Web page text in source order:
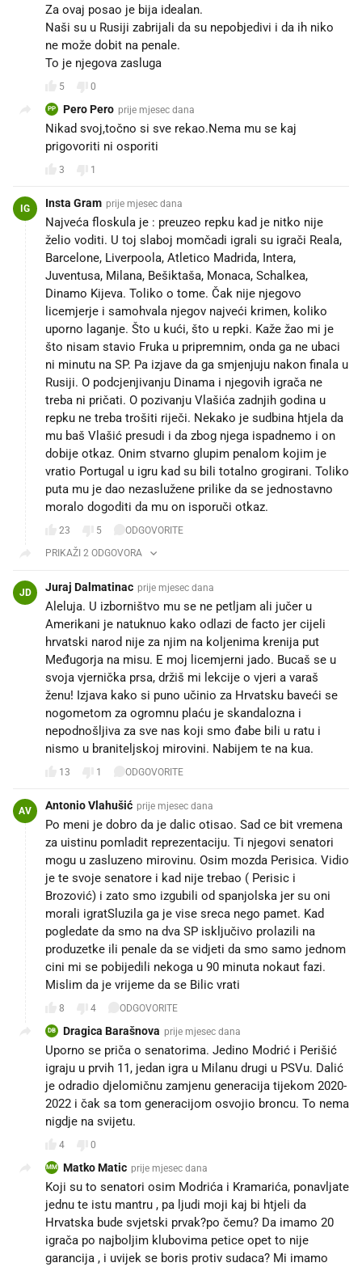
Za ovaj posao je bija idealan.
Naši su u Rusiji zabrijali da su nepobjedivi i da ih niko
ne može dobit na penale.
To je njegova zasluga
5 0
PP Pero Pero prije mjesec dana
Nikad svoj,točno si sve rekao.Nema mu se kaj
prigovoriti ni osporiti
3 1
IG Insta Gram prije mjesec dana
Najveća floskula je : preuzeo repku kad je nitko nije
želio voditi. U toj slaboj momčadi igrali su igrači Reala,
Barcelone, Liverpoola, Atletico Madrida, Intera,
Juventusa, Milana, Bešiktaša, Monaca, Schalkea,
Dinamo Kijeva. Toliko o tome. Čak nije njegovo
licemjerje i samohvala njegov najveći krimen, koliko
uporno laganje. Što u kući, što u repki. Kaže žao mi je
što nisam stavio Fruka u pripremnim, onda ga ne ubaci
ni minutu na SP. Pa izjave da ga smjenjuju nakon finala u
Rusiji. O podcjenjivanju Dinama i njegovih igrača ne
treba ni pričati. O pozivanju Vlašića zadnjih godina u
repku ne treba trošiti riječi. Nekako je sudbina htjela da
mu baš Vlašić presudi i da zbog njega ispadnemo i on
dobije otkaz. Onim stvarno glupim penalom kojim je
vratio Portugal u igru kad su bili totalno grogirani. Toliko
puta mu je dao nezaslužene prilike da se jednostavno
moralo dogoditi da mu on isporuči otkaz.
23 5
ODGOVORITE
PRIKAŽI 2 ODGOVORA
JD Juraj Dalmatinac prije mjesec dana
Aleluja. U izborništvo mu se ne petljam ali jučer u
Amerikani je natuknuo kako odlazi de facto jer cijeli
hrvatski narod nije za njim na koljenima krenija put
Međugorja na misu. E moj licemjerni jado. Bucaš se u
svoja vjernička prsa, držiš mi lekcije o vjeri a varaš
ženu! Izjava kako si puno učinio za Hrvatsku baveći se
nogometom za ogromnu plaću je skandalozna i
nepodnošljiva za sve nas koji smo đabe bili u ratu i
nismo u braniteljskoj mirovini. Nabijem te na kua.
13 1 ODGOVORITE
AV Antonio Vlahušić prije mjesec dana
Po meni je dobro da je dalic otisao. Sad ce bit vremena
za uistinu pomladit reprezentaciju. Ti njegovi senatori
mogu u zasluzeno mirovinu. Osim mozda Perisica. Vidio
je te svoje senatore i kad nije trebao ( Perisic i
Brozović) i zato smo izgubili od spanjolska jer su oni
morali igratSluzila ga je vise sreca nego pamet. Kad
pogledate da smo na dva SP isključivo prolazili na
produzetke ili penale da se vidjeti da smo samo jednom
cini mi se pobijedili nekoga u 90 minuta nokaut fazi.
Mislim da je vrijeme da se Bilic vrati
8 4 ODGOVORITE
DB Dragica Barašnova prije mjesec dana
Uporno se priča o senatorima. Jedino Modrić i Perišić
igraju u prvih 11, jedan igra u Milanu drugi u PSVu. Dalić
je odradio djelomičnu zamjenu generacija tijekom 2020-
2022 i čak sa tom generacijom osvojio broncu. To nema
nigdje na svijetu.
4 0
MM Matko Matic prije mjesec dana
Koji su to senatori osim Modrića i Kramarića, ponavljate
jednu te istu mantru , pa ljudi moji kaj bi htjeli da
Hrvatska bude svjetski prvak?po čemu? Da imamo 20
igrača po najboljim klubovima petice opet to nije
garancija , i uvijek se boris protiv sudaca? Mi imamo